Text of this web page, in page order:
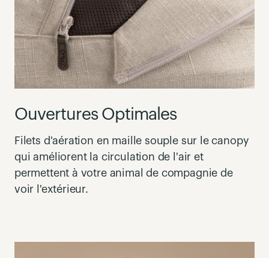
Ouvertures Optimales
Filets d'aération en maille souple sur
le canopy
qui améliorent la circulation de l'air et
permettent à votre animal de compagnie de
voir l'extérieur.